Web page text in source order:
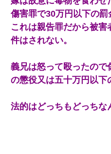
傷害罪で30万円以下の罰
これは親告罪だから被
件はされない。
義兄は怒って殴ったの
の懲役又は五十万円以下
法的はどっちもどっちな